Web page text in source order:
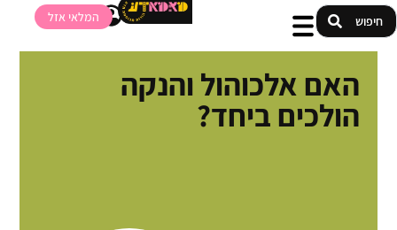
המלאי אזל
האם אלכוהול והנקה
הולכים ביחד?